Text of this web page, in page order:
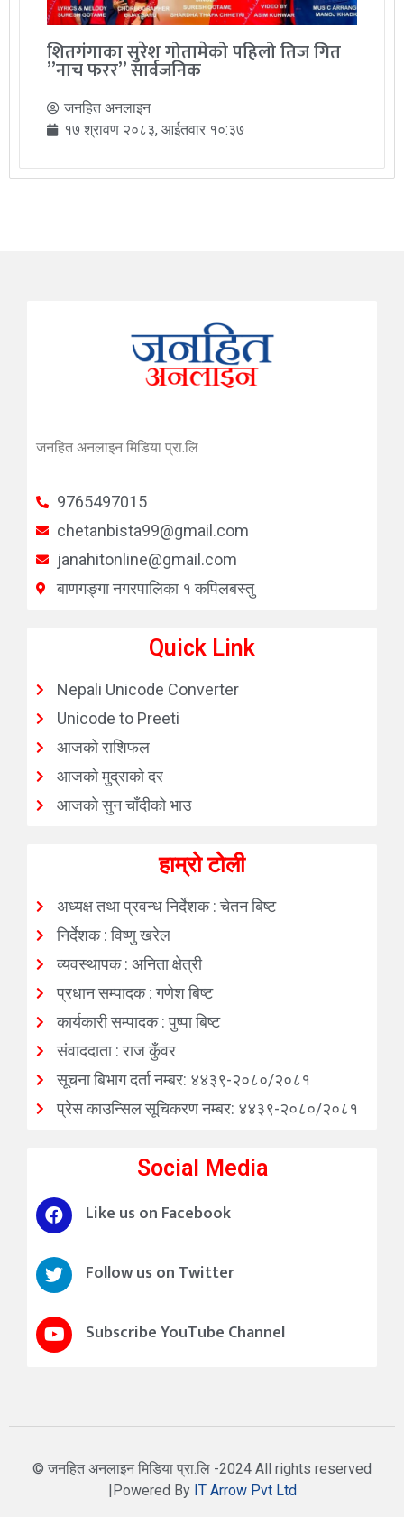
शितगंगाका सुरेश गोतामेको पहिलो तिज गित
”नाच फरर” सार्वजनिक
जनहित अनलाइन
१७ श्रावण २०८३, आईतवार १०:३७
जनहित अनलाइन मिडिया प्रा.लि
9765497015
chetanbista99@gmail.com
janahitonline@gmail.com
बाणगङ्गा नगरपालिका १ कपिलबस्तु
Quick Link
Nepali Unicode Converter
Unicode to Preeti
आजको राशिफल
आजको मुद्राको दर
आजको सुन चाँदीको भाउ
हाम्रो टोली
अध्यक्ष तथा प्रवन्ध निर्देशक : चेतन बिष्ट
निर्देशक : विष्णु खरेल
व्यवस्थापक : अनिता क्षेत्री
प्रधान सम्पादक : गणेश बिष्ट
कार्यकारी सम्पादक : पुष्पा बिष्ट
संवाददाता : राज कुँवर
सूचना बिभाग दर्ता नम्बर: ४४३९-२०८०/२०८१
प्रेस काउन्सिल सूचिकरण नम्बर: ४४३९-२०८०/२०८१
Social Media
Like us on Facebook
Follow us on Twitter
Subscribe YouTube Channel
© जनहित अनलाइन मिडिया प्रा.लि -2024 All rights reserved
|Powered By IT Arrow Pvt Ltd